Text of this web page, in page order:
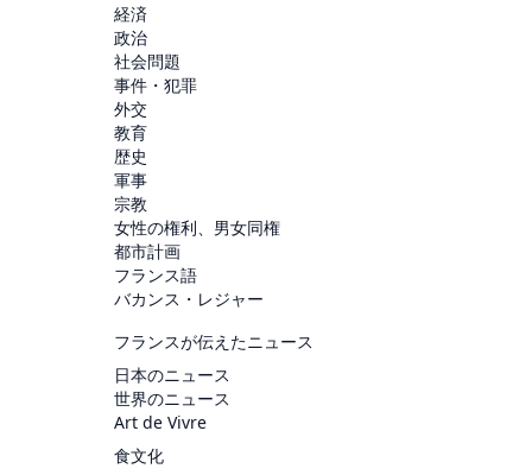
経済
政治
社会問題
事件・犯罪
外交
教育
歴史
軍事
宗教
女性の権利、男女同権
都市計画
フランス語
バカンス・レジャー
フランスが伝えたニュース
日本のニュース
世界のニュース
Art de Vivre
食文化